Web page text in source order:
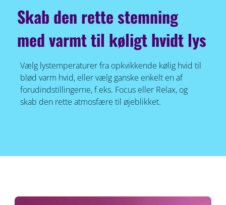
Skab den rette stemning
med varmt til køligt hvidt lys
Vælg lystemperaturer fra opkvikkende kølig hvid til
blød varm hvid, eller vælg ganske enkelt en af
forudindstillingerne, f.eks. Focus eller Relax, og
skab den rette atmosfære til øjeblikket.